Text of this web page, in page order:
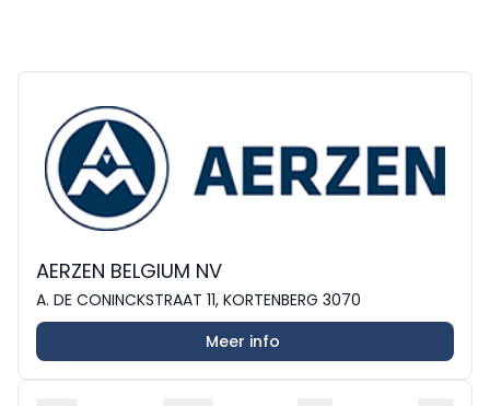
AERZEN BELGIUM NV
A. DE CONINCKSTRAAT 11, KORTENBERG 3070
Meer info